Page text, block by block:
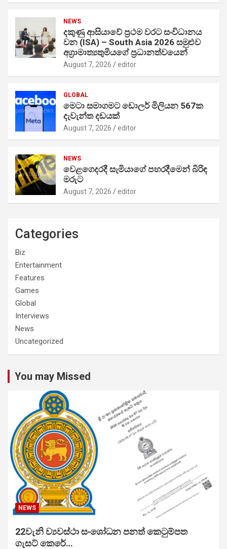
NEWS
දකුණු ආසියාවේ ප්‍රථම වරට සංවිධානය
වන (ISA) – South Asia 2026 සමුළුව
අග්‍රාමාත්‍යතුමියගේ ප්‍රධානත්වයෙන්
August 7, 2026 editor
GLOBAL
මෙටා සමාගමට ඩොලර් මිලියන 567ක
දැවැන්ත දඩයක්
August 7, 2026 editor
NEWS
වෙළගෙදරදී සැමියාගේ පහරදීමෙන් බිරිඳ
මරුට
August 7, 2026 editor
Categories
Biz
Entertainment
Features
Games
Global
Interviews
News
Uncategorized
You may Missed
NEWS
22වැනි ව්‍යවස්ථා සංශෝධන පනත් කෙටුම්පත
ගැසට් කෙරේ…